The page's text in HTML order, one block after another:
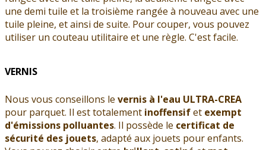
une demi tuile et la troisième rangée à nouveau avec une
tuile pleine, et ainsi de suite. Pour couper, vous pouvez
utiliser un couteau utilitaire et une règle. C'est facile.
VERNIS
Nous vous conseillons le vernis à l'eau ULTRA-CREA
pour parquet. Il est totalement inoffensifet exempt
d'émissions polluantes. Il possède le certificat de
sécurité des jouets, adapté aux jouets pour enfants.